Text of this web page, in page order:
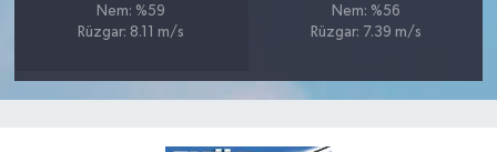
Nem: %59
Rüzgar: 8.11 m/s
Nem: %56
Rüzgar: 7.39 m/s